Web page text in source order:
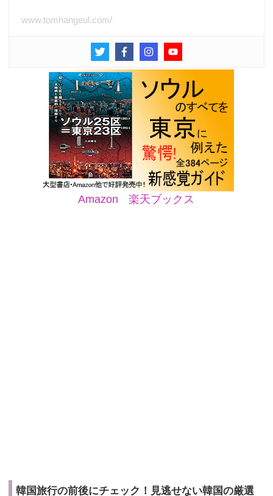
www.tomhangeul.com/
Amazon 楽天ブックス
韓国旅行の前後にチェック！見逃せない韓国の厳選